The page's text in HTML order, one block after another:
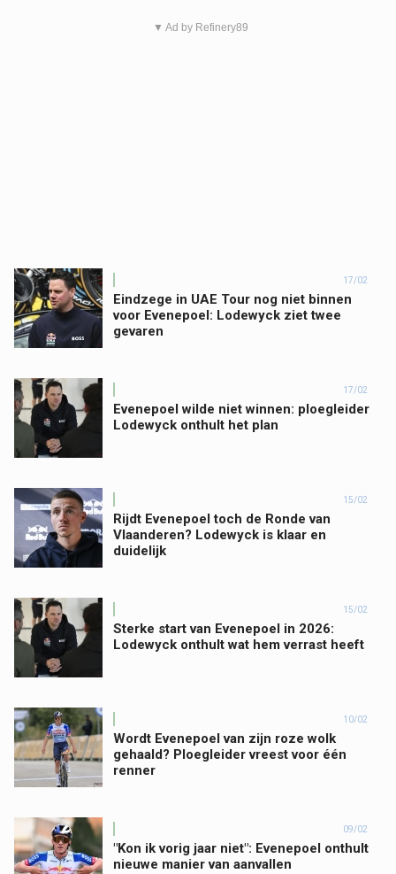
▼ Ad by Refinery89
17/02
Eindzege in UAE Tour nog niet binnen
voor Evenepoel: Lodewyck ziet twee
gevaren
17/02
Evenepoel wilde niet winnen: ploegleider
Lodewyck onthult het plan
15/02
Rijdt Evenepoel toch de Ronde van
Vlaanderen? Lodewyck is klaar en
duidelijk
15/02
Sterke start van Evenepoel in 2026:
Lodewyck onthult wat hem verrast heeft
10/02
Wordt Evenepoel van zijn roze wolk
gehaald? Ploegleider vreest voor één
renner
09/02
"Kon ik vorig jaar niet": Evenepoel onthult
nieuwe manier van aanvallen